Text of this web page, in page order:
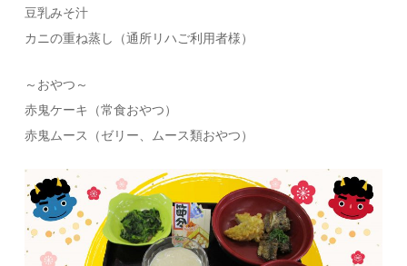
豆乳みそ汁
カニの重ね蒸し（通所リハご利用者様）
～おやつ～
赤鬼ケーキ（常食おやつ）
赤鬼ムース（ゼリー、ムース類おやつ）